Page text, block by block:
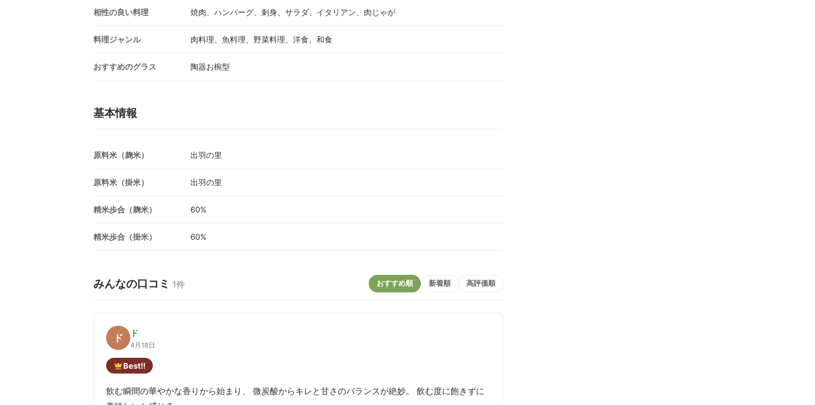
相性の良い料理 焼肉、ハンバーグ、刺身、サラダ、イタリアン、肉じゃが
料理ジャンル 肉料理、魚料理、野菜料理、洋食、和食
おすすめのグラス 陶器お椀型
基本情報
原料米（麹米） 出羽の里
原料米（掛米） 出羽の里
精米歩合（麹米） 60%
精米歩合（掛米） 60%
みんなの口コミ 1件 おすすめ順 新着順 高評価順
ド ド
4月18日
Best!!
飲む瞬間の華やかな香りから始まり、 微炭酸からキレと甘さのバランスが絶妙。 飲む度に飽きずに